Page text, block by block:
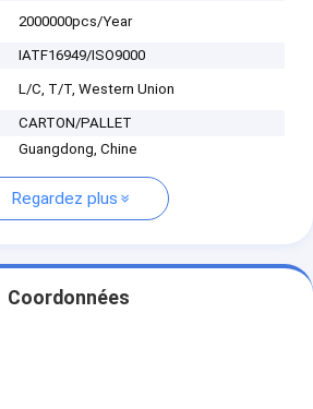
2000000pcs/Year
IATF16949/ISO9000
L/C, T/T, Western Union
CARTON/PALLET
Guangdong, Chine
Regardez plus
Coordonnées